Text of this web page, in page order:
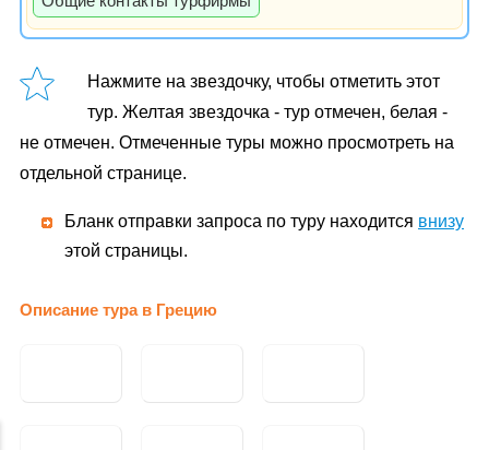
Нажмите на звездочку, чтобы отметить этот
тур. Желтая звездочка - тур отмечен, белая -
не отмечен. Отмеченные туры можно просмотреть на
отдельной странице.
Бланк отправки запроса по туру находится внизу
этой страницы.
Описание тура в Грецию